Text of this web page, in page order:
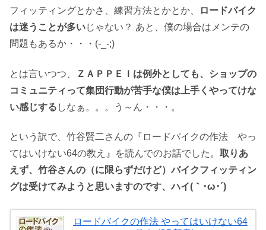
フィッティングとかさ、練習方法とかとか、
ロードバイク
は迷うことが多いじゃない？ あと、僕の場合はメンテの
問題もあるか・・・(-_-;)
とは言いつつ、
ＺＡＰＰＥＩは例外としても、ショップの
コミュニティって集団行動が苦手な僕は上手くやってけな
い感じする しなぁ。。。う～ん・・・。
という訳で、竹谷賢二さんの『ロードバイクの作法 やっ
てはいけない64の教え』を読んでのお話でした。 取りあ
えず、竹谷さんの（に限らずだけど）バイクフィッティン
グは受けてみようと思いますのです、ハイ(｀･ω･´)
ロードバイクの作法 やってはいけない64